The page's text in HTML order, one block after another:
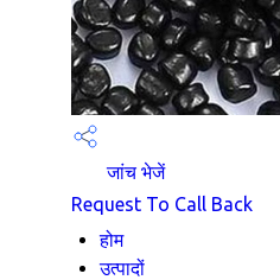
जांच भेजें
Request To Call Back
होम
उत्पादों